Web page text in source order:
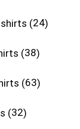
24
38
63
32